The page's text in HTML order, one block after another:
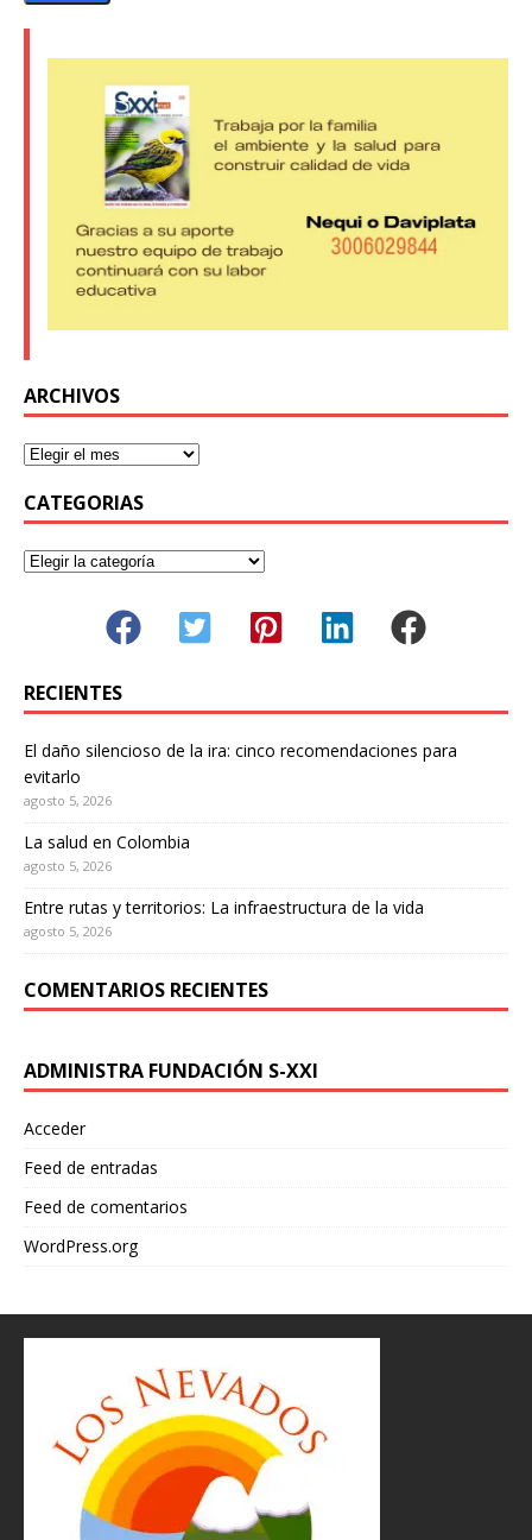
ARCHIVOS
CATEGORIAS
RECIENTES
El daño silencioso de la ira: cinco recomendaciones para
evitarlo
agosto 5, 2026
La salud en Colombia
agosto 5, 2026
Entre rutas y territorios: La infraestructura de la vida
agosto 5, 2026
COMENTARIOS RECIENTES
ADMINISTRA FUNDACIÓN S-XXI
Acceder
Feed de entradas
Feed de comentarios
WordPress.org